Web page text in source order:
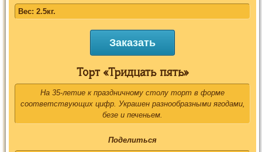
Вес: 2.5кг.
Заказать
Торт «Тридцать пять»
На 35-летие к праздничному столу торт в форме
соответствующих цифр. Украшен разнообразными ягодами,
безе и печеньем.
Поделиться